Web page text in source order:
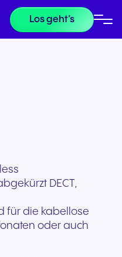
Los geht’s
DECT,
für die kabellose
oder auch